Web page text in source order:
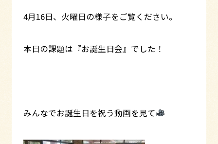
4月16日、火曜日の様子をご覧ください。
本日の課題は『お誕生日会』でした！
みんなでお誕生日を祝う動画を見て